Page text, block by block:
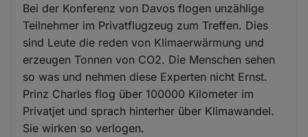
Bei der Konferenz von Davos flogen unzählige
Teilnehmer im Privatflugzeug zum Treffen. Dies
sind Leute die reden von Klimaerwärmung und
erzeugen Tonnen von CO2. Die Menschen sehen
so was und nehmen diese Experten nicht Ernst.
Prinz Charles flog über 100000 Kilometer im
Privatjet und sprach hinterher über Klimawandel.
Sie wirken so verlogen.